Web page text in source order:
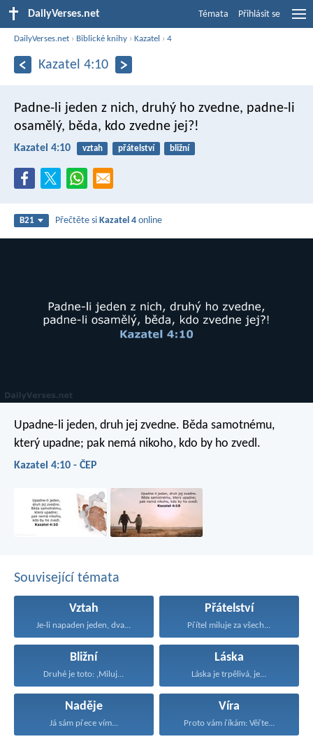
DailyVerses.net Témata Přihlásit se
DailyVerses.net › Biblické knihy ›Kazatel ›4
Kazatel 4:10
Padne-li jeden z nich, druhý ho zvedne, padne-li
osamělý, běda, kdo zvedne jej?!
Kazatel 4:10 vztah přátelství bližní
B21 Přečtěte siKazatel 4 online
Upadne-li jeden, druh jej zvedne. Běda samotnému,
který upadne; pak nemá nikoho, kdo by ho zvedl.
Kazatel 4:10 - ČEP
Související témata
Vztah
Je-li napaden jeden, dva...
Přátelství
Přítel miluje za všech...
Bližní
Druhé je toto: ‚Miluj...
Láska
Láska je trpělivá, je...
Naděje
Já sám přece vím...
Víra
Proto vám říkám: Věřte...